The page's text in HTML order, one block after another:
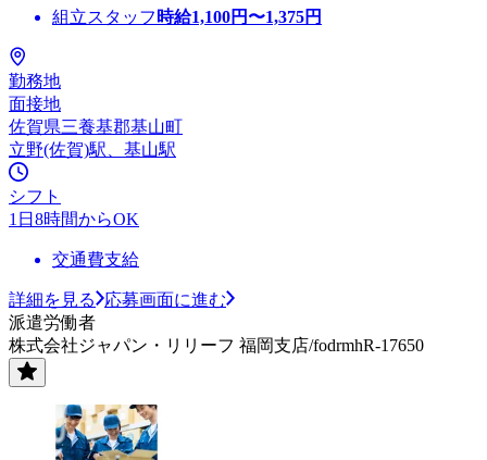
組立スタッフ 時給1,100円〜1,375円
勤務地
面接地
佐賀県三養基郡基山町
立野(佐賀)駅、基山駅
シフト
1日8時間からOK
交通費支給
詳細を見る
応募画面に進む
派遣労働者
株式会社ジャパン・リリーフ 福岡支店/fodrmhR-17650